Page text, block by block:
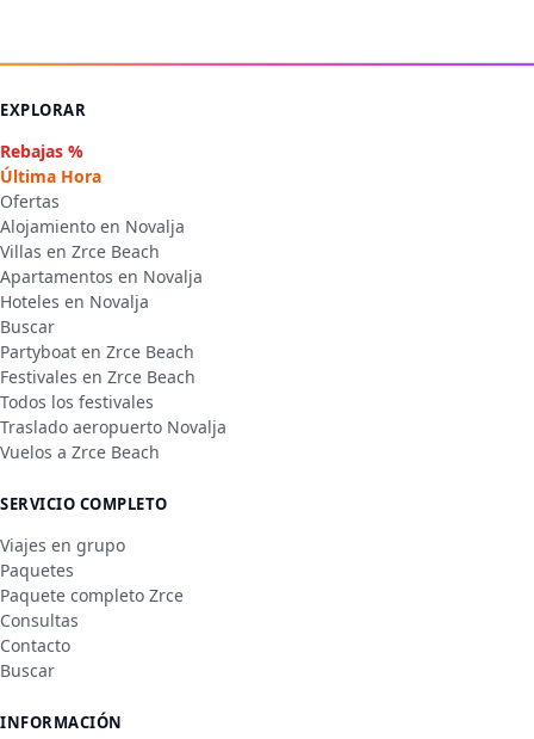
EXPLORAR
Rebajas %
Última Hora
Ofertas
Alojamiento en Novalja
Villas en Zrce Beach
Apartamentos en Novalja
Hoteles en Novalja
Buscar
Partyboat en Zrce Beach
Festivales en Zrce Beach
Todos los festivales
Traslado aeropuerto Novalja
Vuelos a Zrce Beach
SERVICIO COMPLETO
Viajes en grupo
Paquetes
Paquete completo Zrce
Consultas
Contacto
Buscar
INFORMACIÓN